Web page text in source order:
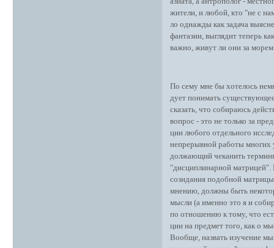
жители, и любой, кто "не с
ло однажды как задача
фантазии, выглядит теперь
важно, живут ли они за
По сему мне бы хотелось
дует понимать
сказать, что собираюсь
вопрос - это не только за
ции любого отдельного
непрерывной работы многих
должающий чеканить
"дисциплинарной матрицей".
созидания подобной
мнению, должны быть
мысли (а именно это я и
по отношению к тому, что
ции на предмет того, как о
Вообще, назвать изучение